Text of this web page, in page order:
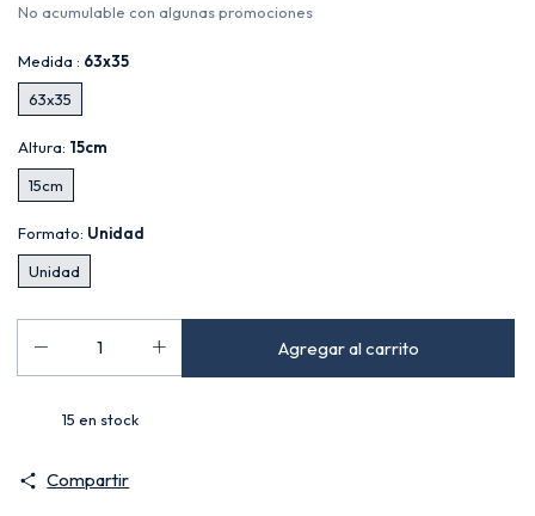
No acumulable con algunas promociones
Medida : 63x35
63x35
Altura: 15cm
15cm
Formato: Unidad
Unidad
15 en stock
Compartir